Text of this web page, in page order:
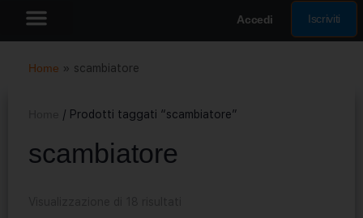
Accedi Iscriviti
Home » scambiatore
/ Prodotti taggati “scambiatore”
scambiatore